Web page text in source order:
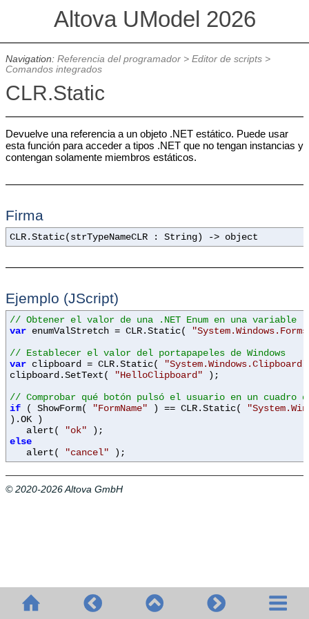
Altova UModel 2026
Navigation: Referencia del programador> Editor de scripts>
Comandos integrados
CLR.Static
Devuelve una referencia a un objeto .NET estático. Puede usar
esta función para acceder a tipos .NET que no tengan instancias y
contengan solamente miembros estáticos.
Firma
CLR.Static(strTypeNameCLR : String) -> object
Ejemplo (JScript)
// Obtener el valor de una .NET Enum en una variable
var enumValStretch = CLR.Static(
// Establecer el valor del portapapeles de Windows
var clipboard = CLR.Static( "System.Windows.Clipboard"
clipboard.SetText(
"HelloClipboard" );
// Comprobar qué botón pulsó el usuario en un cuadro
if ( ShowForm( "FormName" ) == CLR.Static(
).OK )
alert(
"ok" );
else
alert(
"cancel" );
© 2020-2026 Altova GmbH